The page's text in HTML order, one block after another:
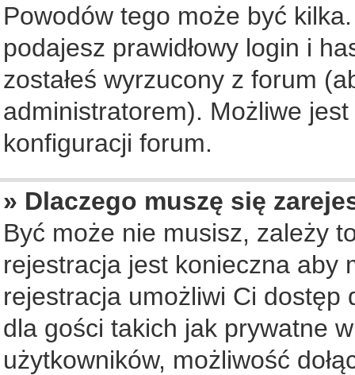
Powodów tego może być
podajesz prawidłowy login i
zostałeś wyrzucony z forum
administratorem). Możliwe
konfiguracji forum.
» Dlaczego muszę się
Być może nie musisz, zależy
rejestracja jest konieczna aby
rejestracja umożliwi Ci
dla gości takich jak prywatne
użytkowników, możliwość